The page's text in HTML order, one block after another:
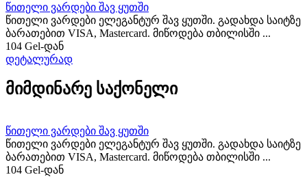
წითელი ვარდები შავ ყუთში
წითელი ვარდები ელეგანტურ შავ ყუთში. გადახდა საიტზე
ბარათებით VISA, Mastercard. მიწოდება თბილისში ...
104 Gel-დან
დეტალურად
მიმდინარე საქონელი
წითელი ვარდები შავ ყუთში
წითელი ვარდები ელეგანტურ შავ ყუთში. გადახდა საიტზე
ბარათებით VISA, Mastercard. მიწოდება თბილისში ...
104 Gel-დან